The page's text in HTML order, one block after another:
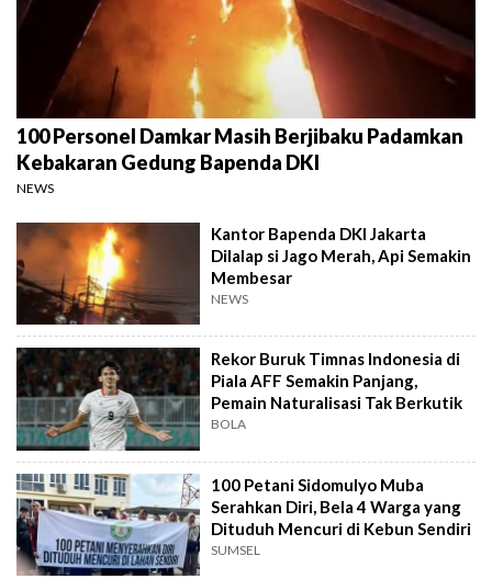
100 Personel Damkar Masih Berjibaku Padamkan
Kebakaran Gedung Bapenda DKI
NEWS
Kantor Bapenda DKI Jakarta
Dilalap si Jago Merah, Api Semakin
Membesar
NEWS
Rekor Buruk Timnas Indonesia di
Piala AFF Semakin Panjang,
Pemain Naturalisasi Tak Berkutik
BOLA
100 Petani Sidomulyo Muba
Serahkan Diri, Bela 4 Warga yang
Dituduh Mencuri di Kebun Sendiri
SUMSEL